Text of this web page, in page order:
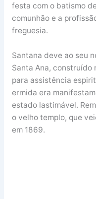
festa com o batismo
comunhão e a
freguesia.
Santana deve ao seu
Santa Ana, construído
para assistência
ermida era
estado lastimável.
o velho templo, que
em 1869.